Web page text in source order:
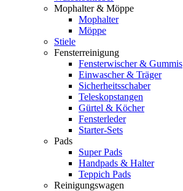
Mophalter & Möppe
Mophalter
Möppe
Stiele
Fensterreinigung
Fensterwischer & Gummis
Einwascher & Träger
Sicherheitsschaber
Teleskopstangen
Gürtel & Köcher
Fensterleder
Starter-Sets
Pads
Super Pads
Handpads & Halter
Teppich Pads
Reinigungswagen